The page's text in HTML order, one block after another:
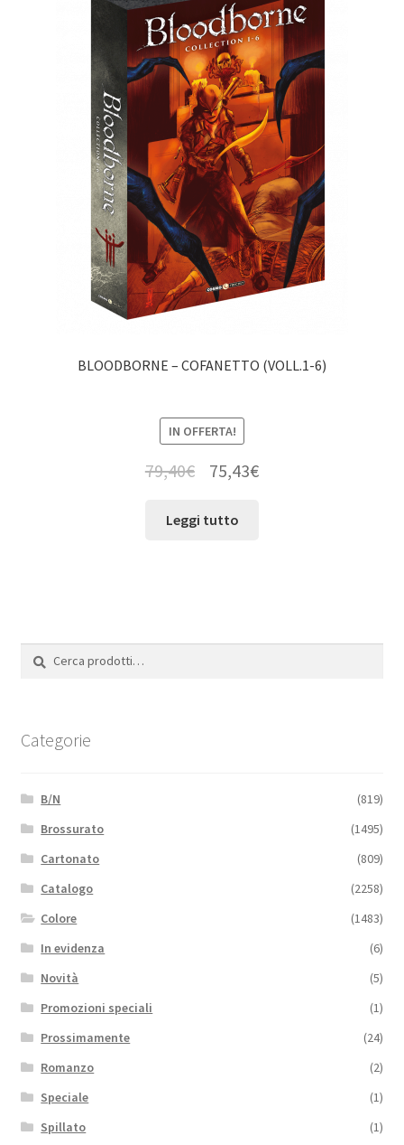
BLOODBORNE – COFANETTO (VOLL.1-6)
IN OFFERTA!
79,40€ 75,43€
Leggi tutto
Categorie
B/N
(819)
Brossurato
(1495)
Cartonato
(809)
Catalogo
(2258)
Colore
(1483)
In evidenza
(6)
Novità
(5)
Promozioni speciali
(1)
Prossimamente
(24)
Romanzo
(2)
Speciale
(1)
Spillato
(1)